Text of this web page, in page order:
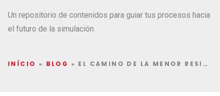
Un repositorio de contenidos para guiar tus procesos hacia
el futuro de la simulación.
INÍCIO » BLOG » EL CAMINO DE LA MENOR RESISTENCIA A TRAVÉS DE LA SIMULACIÓN ELECTROMAGNÉTICA